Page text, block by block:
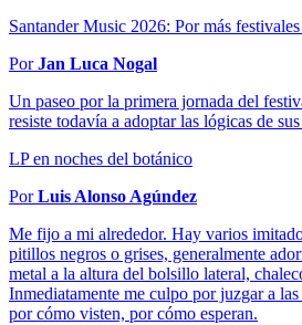
Santander Music 2026: Por más
PorJan Luca Nogal
Un paseo por la primera jornada del
resiste todavía a adoptar las lógicas de
LP en noches del botánico
PorLuis Alonso Agúndez
Me fijo a mi alrededor. Hay varios
pitillos negros o grises, generalmente
metal a la altura del bolsillo lateral,
Inmediatamente me culpo por juzgar a
por cómo visten, por cómo esperan.